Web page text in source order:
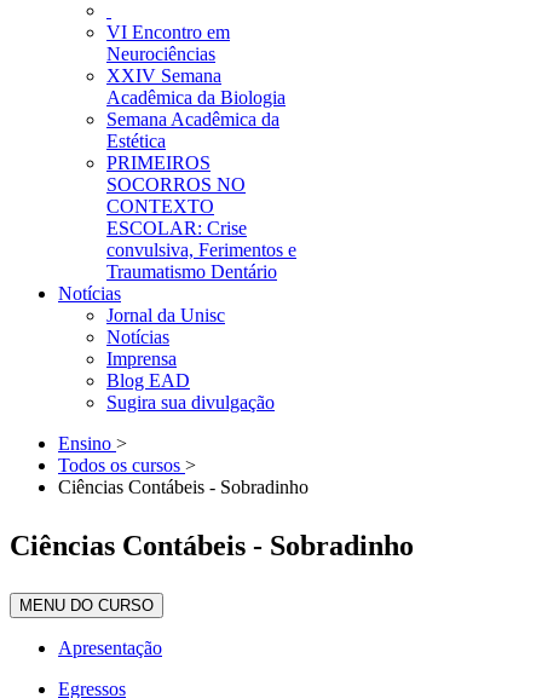
VI Encontro em
Neurociências
XXIV Semana
Acadêmica da Biologia
Semana Acadêmica da
Estética
PRIMEIROS
SOCORROS NO
CONTEXTO
ESCOLAR: Crise
convulsiva, Ferimentos e
Traumatismo Dentário
Notícias
Jornal da Unisc
Notícias
Imprensa
Blog EAD
Sugira sua divulgação
Ensino >
Todos os cursos >
Ciências Contábeis - Sobradinho
Ciências Contábeis - Sobradinho
MENU DO CURSO
Apresentação
Egressos